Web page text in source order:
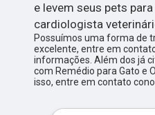
e levem seus pets
cardiologista
Possuímos uma forma de
excelente, entre em
informações. Além dos já
com Remédio para Gato e
isso, entre em contato